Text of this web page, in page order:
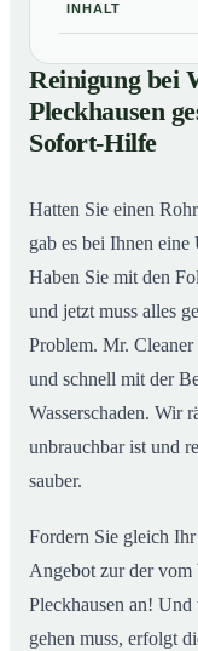
INHALT
01Reinigung bei
gesucht: Wir
So läuft die
Pleckhausen ab
Reinigung bei
Pleckhausen
Sofort-Hilfe
Hatten Sie einen
gab es bei Ihnen
Haben Sie mit den
und jetzt muss alles
Problem. Mr.
und schnell mit der
Wasserschaden. Wir
unbrauchbar ist und
sauber.
Fordern Sie gleich
Angebot zur der vom
Pleckhausen an!
gehen muss, erfolgt